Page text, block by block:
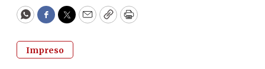
WhatsApp
Facebook
Twitter
EmailCopyPrint
Impreso